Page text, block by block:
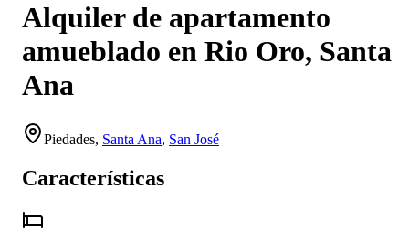
Alquiler de apartamento
amueblado en Rio Oro, Santa
Ana
Piedades, Santa Ana, San José
Características